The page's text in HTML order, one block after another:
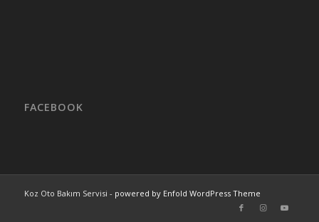
FACEBOOK
Koz Oto Bakım Servisi - powered by Enfold WordPress Theme